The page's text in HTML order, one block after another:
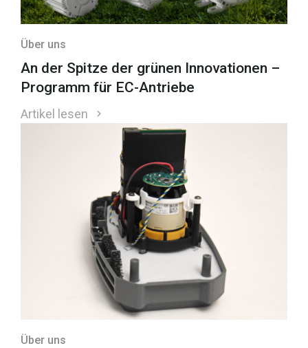
Über uns
An der Spitze der grünen Innovationen –
Programm für EC-Antriebe
Artikel lesen
Über uns